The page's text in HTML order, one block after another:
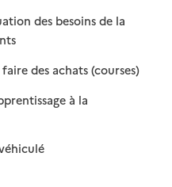
des besoins de la
disponible
des achats (courses)
:
: non
à la
: disponible
: non disponible